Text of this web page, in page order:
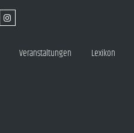
Veranstaltungen Lexikon